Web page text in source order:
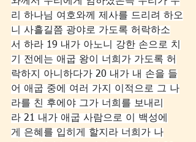
리 하나님 여호와께 제사를 드리려 하오
니 사흘길쯤 광야로 가도록 허락하소
서 하라 19 내가 아노니 강한 손으로 치
기 전에는 애굽 왕이 너희가 가도록 허
락하지 아니하다가 20 내가 내 손을 들
어 애굽 중에 여러 가지 이적으로 그 나
라를 친 후에야 그가 너희를 보내리
라 21 내가 애굽 사람으로 이 백성에
게 은혜를 입히게 할지라 너희가 나